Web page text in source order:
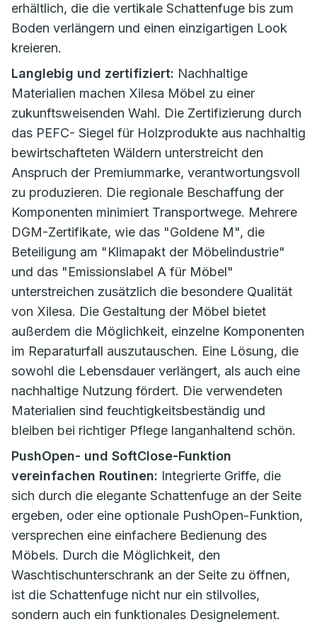
erhältlich, die die vertikale Schattenfuge bis zum
Boden verlängern und einen einzigartigen Look
kreieren.
Langlebig und zertifiziert: Nachhaltige
Materialien machen Xilesa Möbel zu einer
zukunftsweisenden Wahl. Die Zertifizierung durch
das PEFC- Siegel für Holzprodukte aus nachhaltig
bewirtschafteten Wäldern unterstreicht den
Anspruch der Premiummarke, verantwortungsvoll
zu produzieren. Die regionale Beschaffung der
Komponenten minimiert Transportwege. Mehrere
DGM-Zertifikate, wie das "Goldene M", die
Beteiligung am "Klimapakt der Möbelindustrie"
und das "Emissionslabel A für Möbel"
unterstreichen zusätzlich die besondere Qualität
von Xilesa. Die Gestaltung der Möbel bietet
außerdem die Möglichkeit, einzelne Komponenten
im Reparaturfall auszutauschen. Eine Lösung, die
sowohl die Lebensdauer verlängert, als auch eine
nachhaltige Nutzung fördert. Die verwendeten
Materialien sind feuchtigkeitsbeständig und
bleiben bei richtiger Pflege langanhaltend schön.
PushOpen- und SoftClose-Funktion
vereinfachen Routinen: Integrierte Griffe, die
sich durch die elegante Schattenfuge an der Seite
ergeben, oder eine optionale PushOpen-Funktion,
versprechen eine einfachere Bedienung des
Möbels. Durch die Möglichkeit, den
Waschtischunterschrank an der Seite zu öffnen,
ist die Schattenfuge nicht nur ein stilvolles,
sondern auch ein funktionales Designelement.